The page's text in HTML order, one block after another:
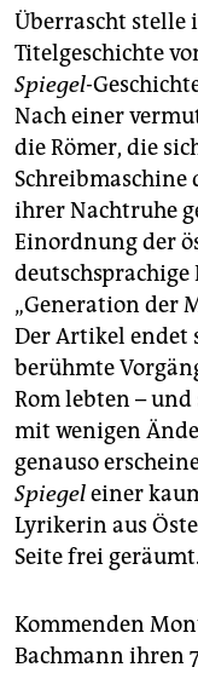
Überrascht stelle
Titelgeschichte
Spiegel-
Nach einer
die Römer, die
Schreibmaschine
ihrer Nachtruhe
Einordnung der
deutschsprachige
„Generation der
Der Artikel endet
berühmte
Rom lebten –
mit wenigen
genauso
Spiegeleiner
Lyrikerin aus
Seite frei geräumt.
Kommenden
Bachmann ihren